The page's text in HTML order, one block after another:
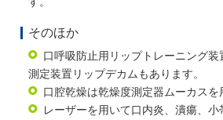
そのほか
口呼吸防止用リップトレーニング装
測定装置リップデカムもあります。
口腔乾燥は乾燥度測定器ムーカスを
レーザーを用いて口内炎、潰瘍、